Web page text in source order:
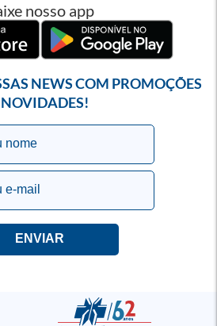
nosso app
NEWS COM PROMOÇÕES
NOVIDADES!